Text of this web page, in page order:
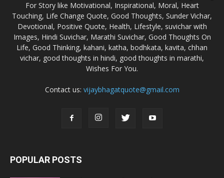
For Story like Motivational, Inspirational, Moral, Heart
Touching, Life Change Quote, Good Thoughts, Sunder Vichar,
Devotional, Positive Quote, Health, Lifestyle, suvichar with
Images, Hindi Suvichar, Marathi Suvichar, Good Thoughts On
Life, Good Thinking, kahani, katha, bodhkata, kavita, chhan
vichar, good thoughts in hindi, good thoughts in marathi,
Wishes For You.
Contact us: vijaybhagatquote@gmail.com
POPULAR POSTS